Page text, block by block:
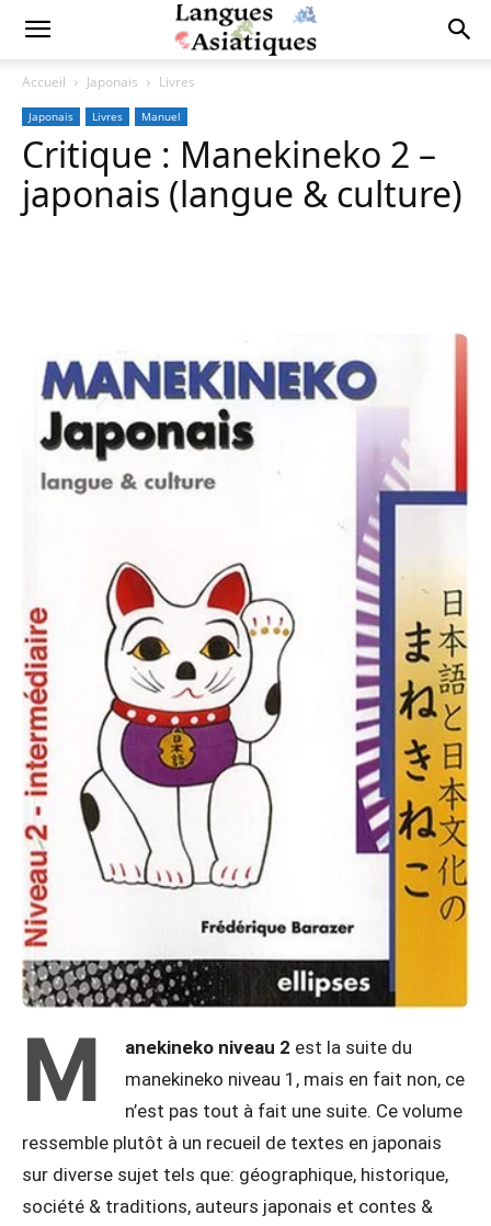
Accueil Japonais Livres
Japonais Livres Manuel
Critique : Manekineko 2 –
japonais (langue & culture)
M anekineko niveau 2 est la suite du
manekineko niveau 1, mais en fait non, ce
n’est pas tout à fait une suite. Ce volume
ressemble plutôt à un recueil de textes en japonais
sur diverse sujet tels que: géographique, historique,
société & traditions, auteurs japonais et contes &